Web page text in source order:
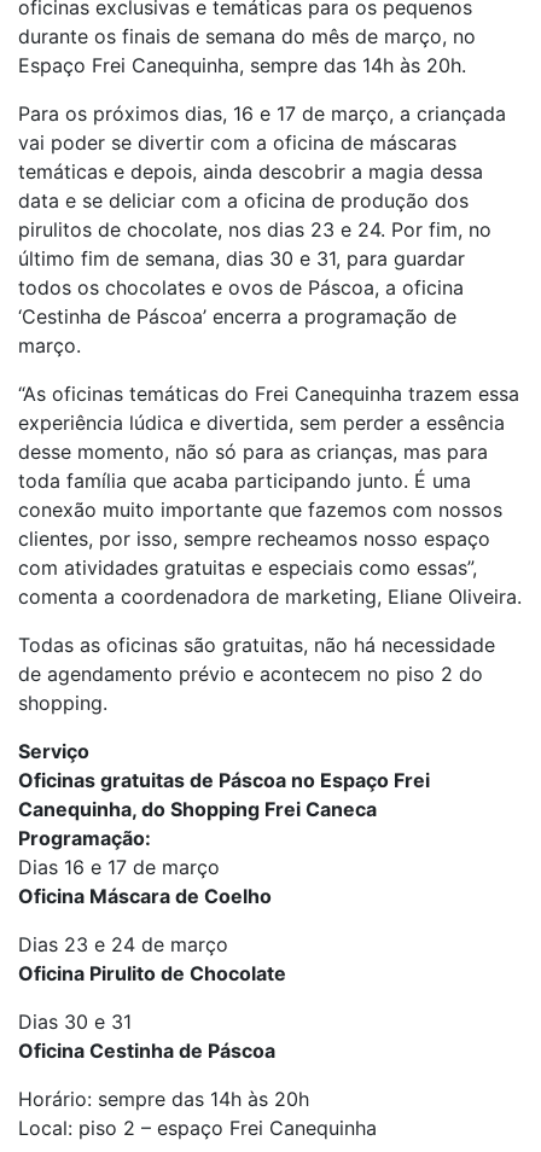
oficinas exclusivas e temáticas para os pequenos
durante os finais de semana do mês de março, no
Espaço Frei Canequinha, sempre das 14h às 20h.
Para os próximos dias, 16 e 17 de março, a criançada
vai poder se divertir com a oficina de máscaras
temáticas e depois, ainda descobrir a magia dessa
data e se deliciar com a oficina de produção dos
pirulitos de chocolate, nos dias 23 e 24. Por fim, no
último fim de semana, dias 30 e 31, para guardar
todos os chocolates e ovos de Páscoa, a oficina
‘Cestinha de Páscoa’ encerra a programação de
março.
“As oficinas temáticas do Frei Canequinha trazem essa
experiência lúdica e divertida, sem perder a essência
desse momento, não só para as crianças, mas para
toda família que acaba participando junto. É uma
conexão muito importante que fazemos com nossos
clientes, por isso, sempre recheamos nosso espaço
com atividades gratuitas e especiais como essas”,
comenta a coordenadora de marketing, Eliane Oliveira.
Todas as oficinas são gratuitas, não há necessidade
de agendamento prévio e acontecem no piso 2 do
shopping.
Serviço
Oficinas gratuitas de Páscoa no Espaço Frei
Canequinha, do Shopping Frei Caneca
Programação:
Dias 16 e 17 de março
Oficina Máscara de Coelho
Dias 23 e 24 de março
Oficina Pirulito de Chocolate
Dias 30 e 31
Oficina Cestinha de Páscoa
Horário: sempre das 14h às 20h
Local: piso 2 – espaço Frei Canequinha